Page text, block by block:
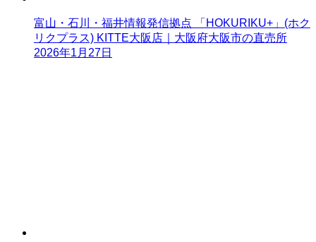
富山・石川・福井情報発信拠点 「HOKURIKU+」(ホク
リクプラス) KITTE大阪店｜大阪府大阪市の直売所
2026年1月27日